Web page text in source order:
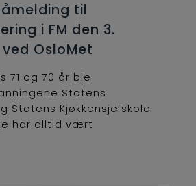
til
i FM den 3.
OsloMet
71 og 70 år ble
Statens
Statens Kjøkkensjefskole
har alltid vært